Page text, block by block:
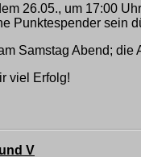
26.05., um 17:00
Punktespender sein
Samstag Abend;
viel Erfolg!
V